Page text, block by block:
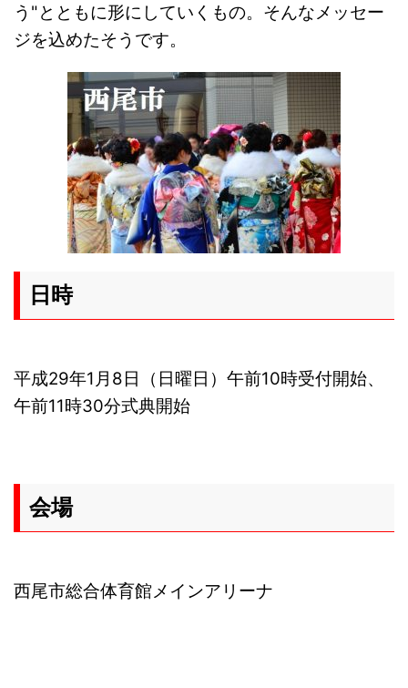
う"とともに形にしていくもの。そんなメッセー
ジを込めたそうです。
日時
平成29年1月8日（日曜日）午前10時受付開始、
午前11時30分式典開始
会場
西尾市総合体育館メインアリーナ